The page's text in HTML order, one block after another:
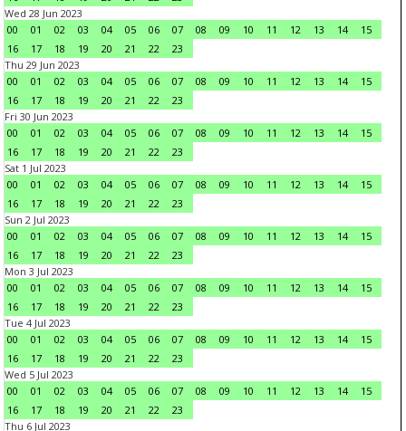
Wed 28 Jun 2023
00
01 02 03 04 05 06 07 08 09 10 11 12 13 14
15
16
17 18 19 20 21 22
23
Thu 29 Jun 2023
00
01 02 03 04 05 06 07 08 09 10 11 12 13 14
15
16
17 18 19 20 21 22
23
Fri 30 Jun 2023
00
01 02 03 04 05 06 07 08 09 10 11 12 13 14
15
16
17 18 19 20 21 22
23
Sat 1 Jul 2023
00
01 02 03 04 05 06 07 08 09 10 11 12 13 14
15
16
17 18 19 20 21 22
23
Sun 2 Jul 2023
00
01 02 03 04 05 06 07 08 09 10 11 12 13 14
15
16
17 18 19 20 21 22
23
Mon 3 Jul 2023
00
01 02 03 04 05 06 07 08 09 10 11 12 13 14
15
16
17 18 19 20 21 22
23
Tue 4 Jul 2023
00
01 02 03 04 05 06 07 08 09 10 11 12 13 14
15
16
17 18 19 20 21 22
23
Wed 5 Jul 2023
00
01 02 03 04 05 06 07 08 09 10 11 12 13 14
15
16
17 18 19 20 21 22
23
Thu 6 Jul 2023